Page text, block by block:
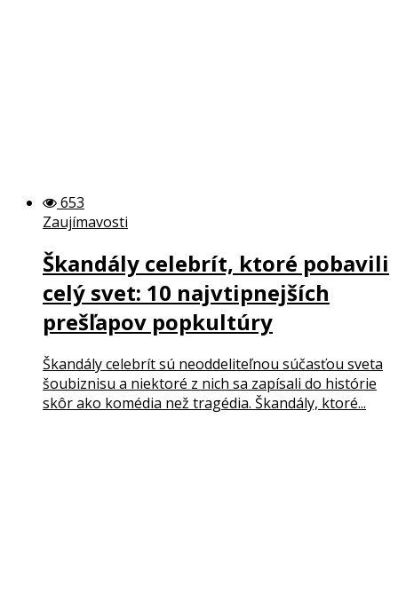
653
Zaujímavosti
Škandály celebrít, ktoré pobavili
celý svet: 10 najvtipnejších
prešľapov popkultúry
Škandály celebrít sú neoddeliteľnou súčasťou sveta
šoubiznisu a niektoré z nich sa zapísali do histórie
skôr ako komédia než tragédia. Škandály, ktoré...